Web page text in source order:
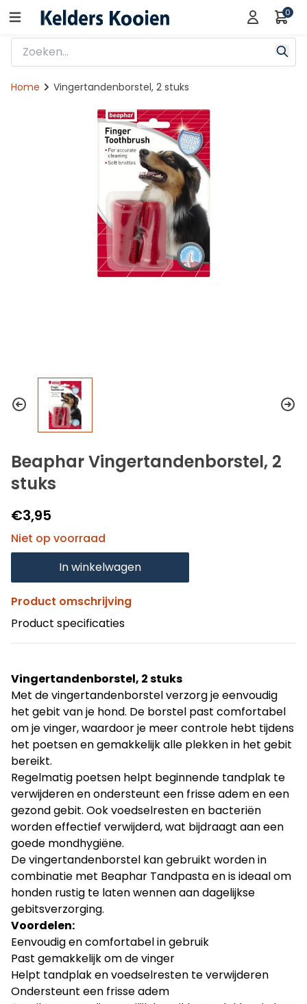
0
Home Vingertandenborstel, 2 stuks
Beaphar Vingertandenborstel, 2
stuks
€3,95
Niet op voorraad
In winkelwagen
Product omschrijving
Product specificaties
Vingertandenborstel, 2 stuks
Met de vingertandenborstel verzorg je eenvoudig
het gebit van je hond. De borstel past comfortabel
om je vinger, waardoor je meer controle hebt tijdens
het poetsen en gemakkelijk alle plekken in het gebit
bereikt.
Regelmatig poetsen helpt beginnende tandplak te
verwijderen en ondersteunt een frisse adem en een
gezond gebit. Ook voedselresten en bacteriën
worden effectief verwijderd, wat bijdraagt aan een
goede mondhygiëne.
De vingertandenborstel kan gebruikt worden in
combinatie met Beaphar Tandpasta en is ideaal om
honden rustig te laten wennen aan dagelijkse
gebitsverzorging.
Voordelen:
Eenvoudig en comfortabel in gebruik
Past gemakkelijk om de vinger
Helpt tandplak en voedselresten te verwijderen
Ondersteunt een frisse adem